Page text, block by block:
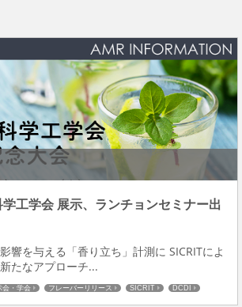
工学会 展示、ランチョンセミナー出
響を与える「香り立ち」計測に SICRITによ
たなアプローチ...
会・学会 フレーバーリリース SICRIT DCDI